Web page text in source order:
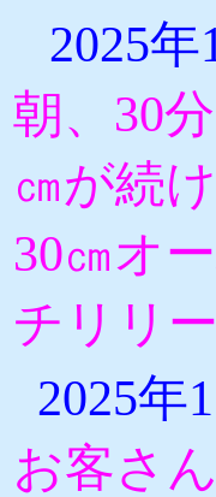
2025年
朝、30
㎝が続
30㎝オ
チリリ
2025年
お客さ